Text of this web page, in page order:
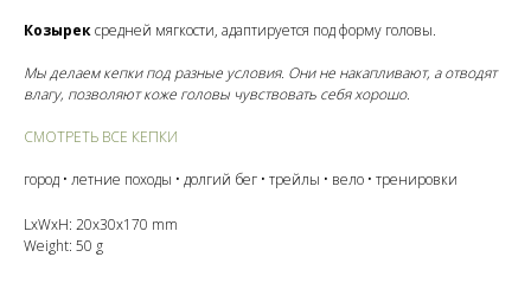
Козырексредней мягкости, адаптируется под форму головы.
Мы делаем кепки под разные условия. Они не накапливают, а отводят
влагу, позволяют коже головы чувствовать себя хорошо.
СМОТРЕТЬ ВСЕ КЕПКИ
город • летние походы • долгий бег • трейлы • вело • тренировки
LxWxH: 20x30x170 mm
Weight: 50 g